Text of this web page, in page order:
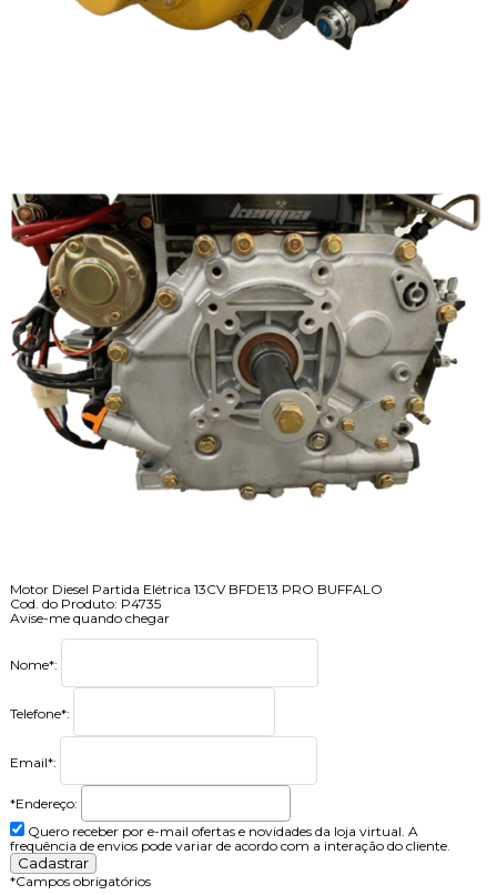
Motor Diesel Partida Elétrica 13CV BFDE13 PRO BUFFALO
Cod. do Produto: P4735
Avise-me quando chegar
Nome*:
Telefone*:
Email*:
*Endereço:
Quero receber por e-mail ofertas e novidades da loja virtual. A
frequência de envios pode variar de acordo com a interação do cliente.
*Campos obrigatórios